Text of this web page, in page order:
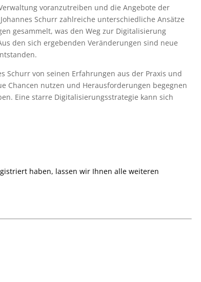
voranzutreiben und die Angebote der
Schurr zahlreiche unterschiedliche Ansätze
gesammelt, was den Weg zur Digitalisierung
den sich ergebenden Veränderungen sind neue
Schurr von seinen Erfahrungen aus der Praxis und
Chancen nutzen und Herausforderungen begegnen
Eine starre Digitalisierungsstrategie kann sich
haben, lassen wir Ihnen alle weiteren